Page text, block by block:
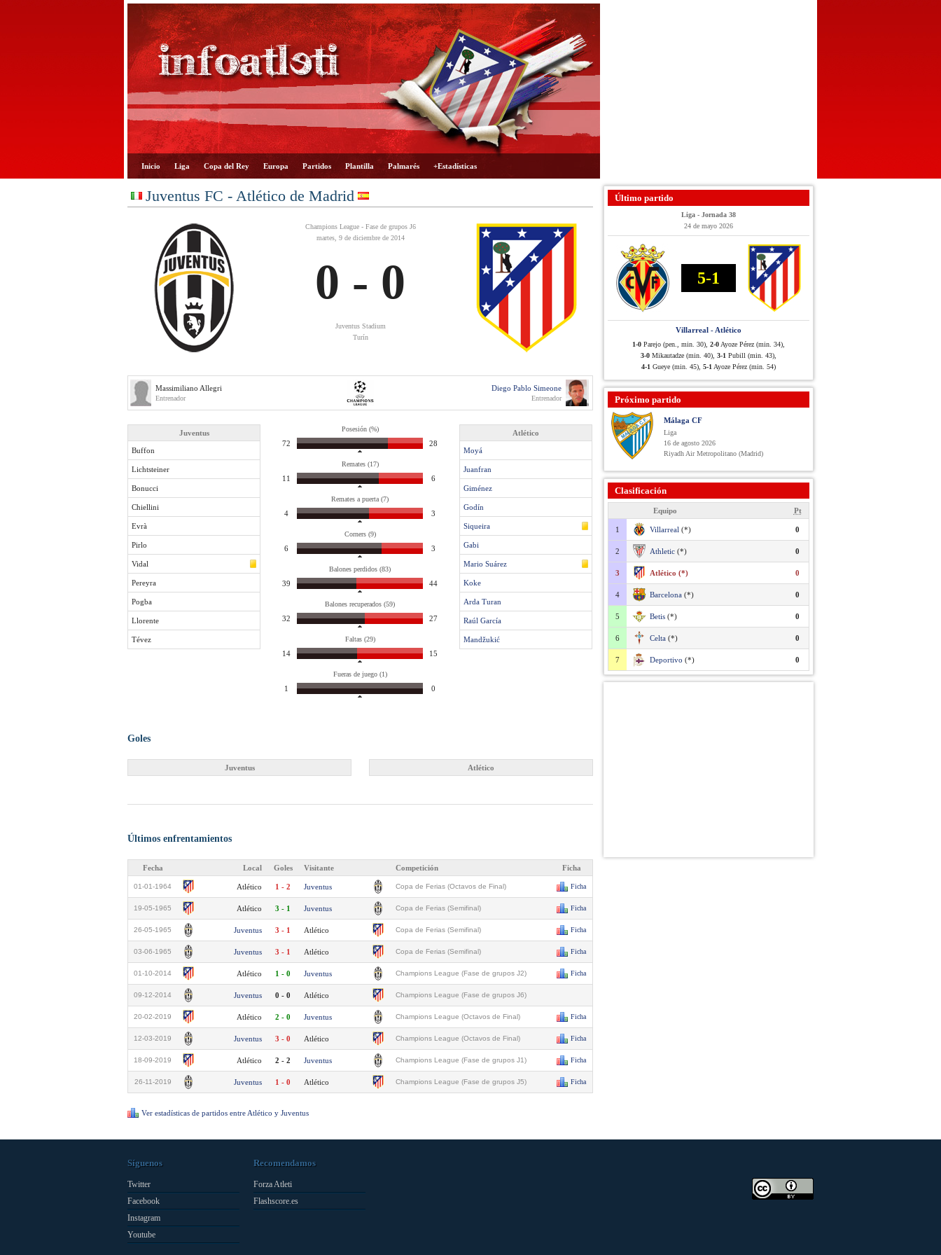
Inicio Liga Copa del Rey Europa Partidos Plantilla Palmarés +Estadísticas
Juventus FC - Atlético de Madrid
Champions League - Fase de grupos J6
martes, 9 de diciembre de 2014
0 - 0
Juventus Stadium
Turín
Massimiliano Allegri
Entrenador
Diego Pablo Simeone
Entrenador
Juventus
Buffon
Lichtsteiner
Bonucci
Chiellini
Evrà
Pirlo
Vidal
Pereyra
Pogba
Llorente
Tévez
Posesión (%)
72 28
Remates (17)
11 6
Remates a puerta (7)
4 3
Corners (9)
6 3
Balones perdidos (83)
39 44
Balones recuperados (59)
32 27
Faltas (29)
14 15
Fueras de juego (1)
1 0
Atlético
Moyá
Juanfran
Giménez
Godín
Siqueira
Gabi
Mario Suárez
Koke
Arda Turan
Raúl García
Mandžukić
Goles
Juventus Atlético
Últimos enfrentamientos
Fecha Local Goles Visitante Competición Ficha
01-01-1964 Atlético 1 - 2 Juventus Copa de Ferias (Octavos de Final) Ficha
19-05-1965 Atlético 3 - 1 Juventus Copa de Ferias (Semifinal) Ficha
26-05-1965 Juventus 3 - 1 Atlético Copa de Ferias (Semifinal) Ficha
03-06-1965 Juventus 3 - 1 Atlético Copa de Ferias (Semifinal) Ficha
01-10-2014 Atlético 1 - 0 Juventus Champions League (Fase de grupos J2) Ficha
09-12-2014 Juventus 0 - 0 Atlético Champions League (Fase de grupos J6)
20-02-2019 Atlético 2 - 0 Juventus Champions League (Octavos de Final) Ficha
12-03-2019 Juventus 3 - 0 Atlético Champions League (Octavos de Final) Ficha
18-09-2019 Atlético 2 - 2 Juventus Champions League (Fase de grupos J1) Ficha
26-11-2019 Juventus 1 - 0 Atlético Champions League (Fase de grupos J5) Ficha
Ver estadísticas de partidos entre Atlético y Juventus
Último partido
Liga - Jornada 38
24 de mayo 2026
5-1
Villarreal - Atlético
1-0 Parejo (pen., min. 30), 2-0 Ayoze Pérez (min. 34),
3-0 Mikautadze (min. 40), 3-1 Pubill (min. 43),
4-1 Gueye (min. 45), 5-1 Ayoze Pérez (min. 54)
Próximo partido
Málaga CF
Liga
16 de agosto 2026
Riyadh Air Metropolitano (Madrid)
Clasificación
Equipo Pt
1 Villarreal (*) 0
2 Athletic (*) 0
3 Atlético (*) 0
4 Barcelona (*) 0
5 Betis (*) 0
6 Celta (*) 0
7 Deportivo (*) 0
Síguenos
Twitter
Facebook
Instagram
Youtube
Recomendamos
Forza Atleti
Flashscore.es